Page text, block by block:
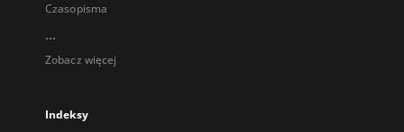
Czasopisma
...
Zobacz więcej
Indeksy